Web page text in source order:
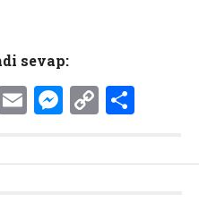
sevap:
EmailCopy